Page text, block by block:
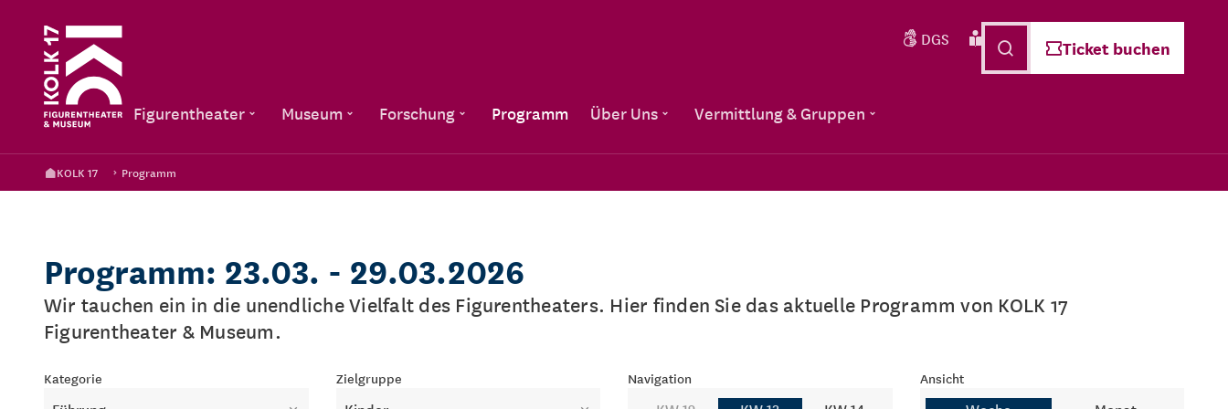
Figurentheater Museum Forschung Programm Über Uns Vermittlung & Gruppen
DGS Leichte Sprache Deutsch
Ticket buchen
KOLK 17 Programm
Programm: 23.03. - 29.03.2026
Wir tauchen ein in die unendliche Vielfalt des Figurentheaters. Hier finden Sie das aktuelle Programm von KOLK 17
Figurentheater & Museum.
Kategorie Zielgruppe Navigation Ansicht